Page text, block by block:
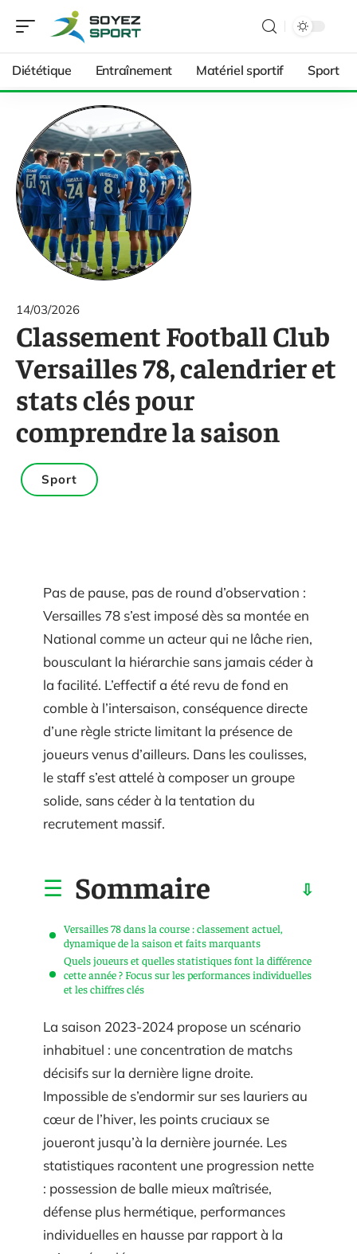
Diététique Entraînement Matériel sportif Sport
14/03/2026
Classement Football Club
Versailles 78, calendrier et
stats clés pour
comprendre la saison
Sport
Pas de pause, pas de round d’observation :
Versailles 78 s’est imposé dès sa montée en
National comme un acteur qui ne lâche rien,
bousculant la hiérarchie sans jamais céder à
la facilité. L’effectif a été revu de fond en
comble à l’intersaison, conséquence directe
d’une règle stricte limitant la présence de
joueurs venus d’ailleurs. Dans les coulisses,
le staff s’est attelé à composer un groupe
solide, sans céder à la tentation du
recrutement massif.
Sommaire
Versailles 78 dans la course : classement actuel,
dynamique de la saison et faits marquants
Quels joueurs et quelles statistiques font la différence
cette année ? Focus sur les performances individuelles
et les chiffres clés
La saison 2023-2024 propose un scénario
inhabituel : une concentration de matchs
décisifs sur la dernière ligne droite.
Impossible de s’endormir sur ses lauriers au
cœur de l’hiver, les points cruciaux se
joueront jusqu’à la dernière journée. Les
statistiques racontent une progression nette
: possession de balle mieux maîtrisée,
défense plus hermétique, performances
individuelles en hausse par rapport à la